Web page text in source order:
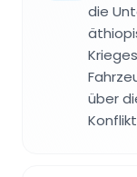
die
über